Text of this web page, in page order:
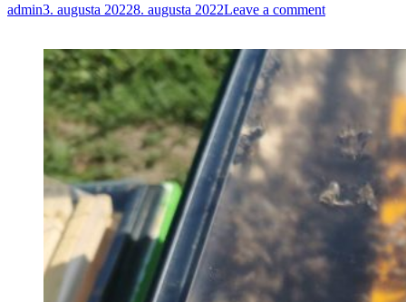
admin3. augusta 20228. augusta 2022Leave a comment